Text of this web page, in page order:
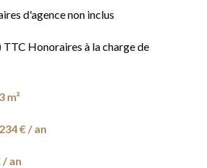
d'agence non inclus
TTC Honoraires à la charge de
m²
€ / an
/ an